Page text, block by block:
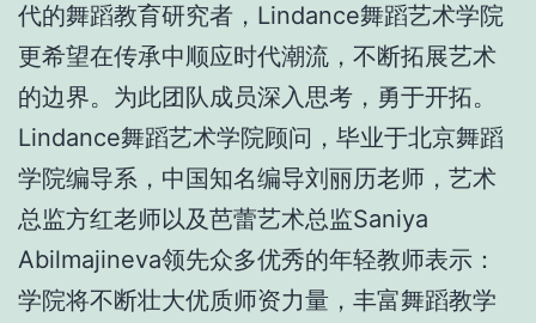
代的舞蹈教育研究者，Lindance舞蹈艺术学院
更希望在传承中顺应时代潮流，不断拓展艺术
的边界。为此团队成员深入思考，勇于开拓。
Lindance舞蹈艺术学院顾问，毕业于北京舞蹈
学院编导系，中国知名编导刘丽历老师，艺术
总监方红老师以及芭蕾艺术总监Saniya
Abilmajineva领先众多优秀的年轻教师表示：
学院将不断壮大优质师资力量，丰富舞蹈教学